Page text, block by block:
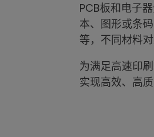
PCB板和电子
本、图形或条
等，不同材料
为满足高速印
实现高效、高质